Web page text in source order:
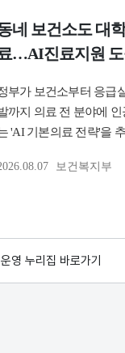
운영 누리집 바로가기